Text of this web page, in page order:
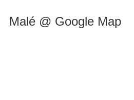
Malé @ Google Map